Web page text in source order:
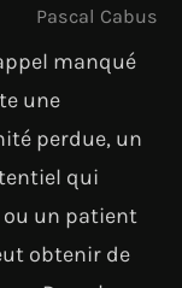
Pascal Cabus
manqué
une
perdue, un
qui
ou un patient
obtenir de